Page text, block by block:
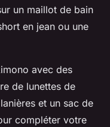
un maillot de bain
en jean ou une
avec des
de lunettes de
et un sac de
compléter votre